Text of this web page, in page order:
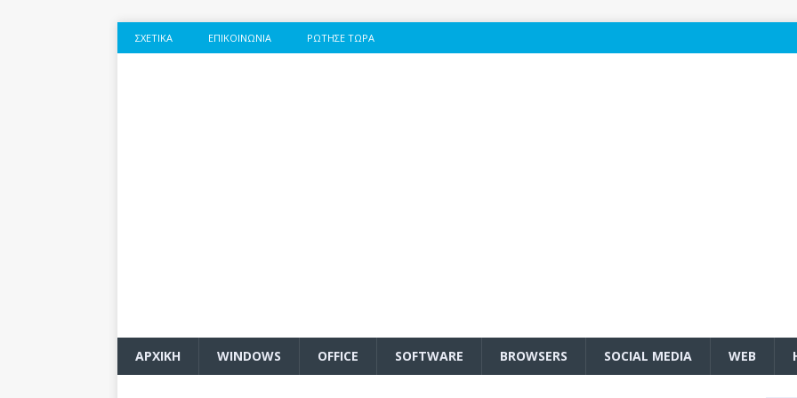
ΣΧΕΤΙΚΆ ΕΠΙΚΟΙΝΩΝΊΑ ΡΏΤΗΣΕ ΤΏΡΑ
ΑΡΧΙΚΗ WINDOWS OFFICE SOFTWARE BROWSERS SOCIAL MEDIA WEB